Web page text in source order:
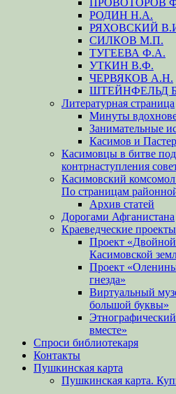
РОДИН Н.А.
РЯХОВСКИЙ
СИЛКОВ М.П.
ТУГЕЕВА Ф.А.
УТКИН В.Ф.
ЧЕРВЯКОВ А.Н.
ШТЕЙНФЕЛЬД
Литературная страница
Минуты
Занимательные
Касимов и
Касимовцы в битве
контрнаступления
Касимовский
По страницам
Архив статей
Дорогами Афганистана
Краеведческие проекты
Проект
Касимовской
Проект
гнезда»
Виртуальный
большой буквы»
вместе»
Спроси библиотекаря
Контакты
Пушкинская карта
Пушкинская карта.